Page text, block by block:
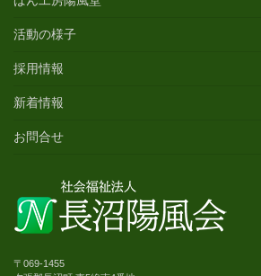
活動の様子
採用情報
新着情報
お問合せ
〒069-1455